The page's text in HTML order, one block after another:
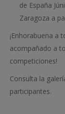
de España
Zaragoza a
¡Enhorabuena a
acompañado a
competiciones!
Consulta la
participantes.